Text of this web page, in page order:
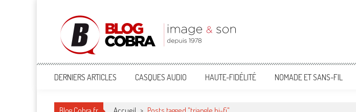
Blog Cobra
Toute l'actu Image & Son !
DERNIERS ARTICLES CASQUES AUDIO HAUTE-FIDÉLITÉ NOMADE ET SANS-FIL